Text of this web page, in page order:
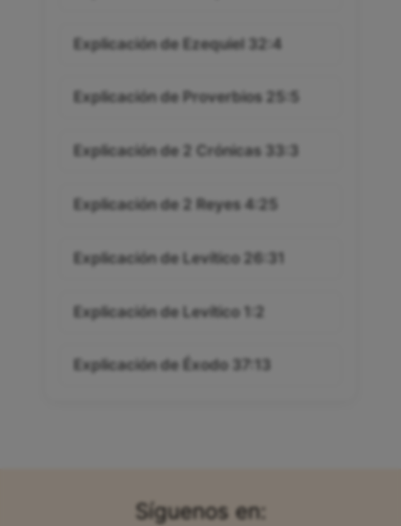
Explicación de Ezequiel 32:4
Explicación de Proverbios 25:5
Explicación de 2 Crónicas 33:3
Explicación de 2 Reyes 4:25
Explicación de Levítico 26:31
Explicación de Levítico 1:2
Explicación de Éxodo 37:13
Síguenos en: